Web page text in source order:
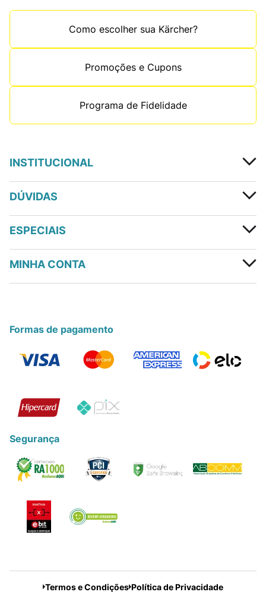
Como escolher sua Kärcher?
Promoções e Cupons
Programa de Fidelidade
INSTITUCIONAL
DÚVIDAS
ESPECIAIS
MINHA CONTA
Formas de pagamento
Segurança
Termos e Condições Política de Privacidade